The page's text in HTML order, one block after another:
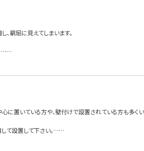
窮屈に見えてしまいます。
……
に置いている方や、壁付けで設置されている方も多く
して設置して下さい。……